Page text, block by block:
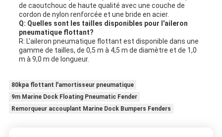
de caoutchouc de haute qualité avec une couche de
cordon de nylon renforcée et une bride en acier.
Q: Quelles sont les tailles disponibles pour l'aileron
pneumatique flottant?
R: L'aileron pneumatique flottant est disponible dans une
gamme de tailles, de 0,5 m à 4,5 m de diamètre et de 1,0
m à 9,0 m de longueur.
80kpa flottant l'amortisseur pneumatique
9m Marine Dock Floating Pneumatic Fender
Remorqueur accouplant Marine Dock Bumpers Fenders